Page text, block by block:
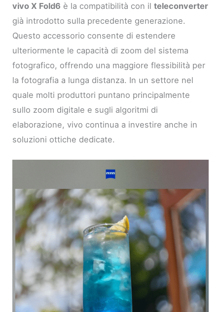
vivo X Fold6 è la compatibilità con ilteleconverter
già introdotto sulla precedente generazione.
Questo accessorio consente di estendere
ulteriormente le capacità di zoom del sistema
fotografico, offrendo una maggiore flessibilità per
la fotografia a lunga distanza. In un settore nel
quale molti produttori puntano principalmente
sullo zoom digitale e sugli algoritmi di
elaborazione, vivo continua a investire anche in
soluzioni ottiche dedicate.